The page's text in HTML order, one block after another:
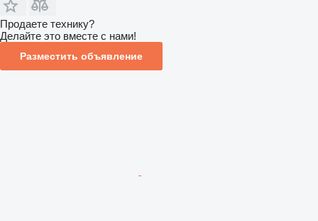
Продаете технику?
Делайте это вместе с нами!
Разместить объявление